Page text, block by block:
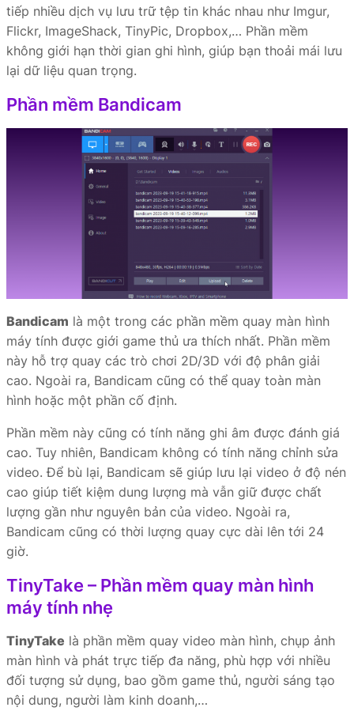
tiếp nhiều dịch vụ lưu trữ tệp tin khác nhau như Imgur,
Flickr, ImageShack, TinyPic, Dropbox,… Phần mềm
không giới hạn thời gian ghi hình, giúp bạn thoải mái lưu
lại dữ liệu quan trọng.
Phần mềm Bandicam
Bandicam là một trong các phần mềm quay màn hình
máy tính được giới game thủ ưa thích nhất. Phần mềm
này hỗ trợ quay các trò chơi 2D/3D với độ phân giải
cao. Ngoài ra, Bandicam cũng có thể quay toàn màn
hình hoặc một phần cố định.
Phần mềm này cũng có tính năng ghi âm được đánh giá
cao. Tuy nhiên, Bandicam không có tính năng chỉnh sửa
video. Để bù lại, Bandicam sẽ giúp lưu lại video ở độ nén
cao giúp tiết kiệm dung lượng mà vẫn giữ được chất
lượng gần như nguyên bản của video. Ngoài ra,
Bandicam cũng có thời lượng quay cực dài lên tới 24
giờ.
TinyTake – Phần mềm quay màn hình
máy tính nhẹ
TinyTake là phần mềm quay video màn hình, chụp ảnh
màn hình và phát trực tiếp đa năng, phù hợp với nhiều
đối tượng sử dụng, bao gồm game thủ, người sáng tạo
nội dung, người làm kinh doanh,…